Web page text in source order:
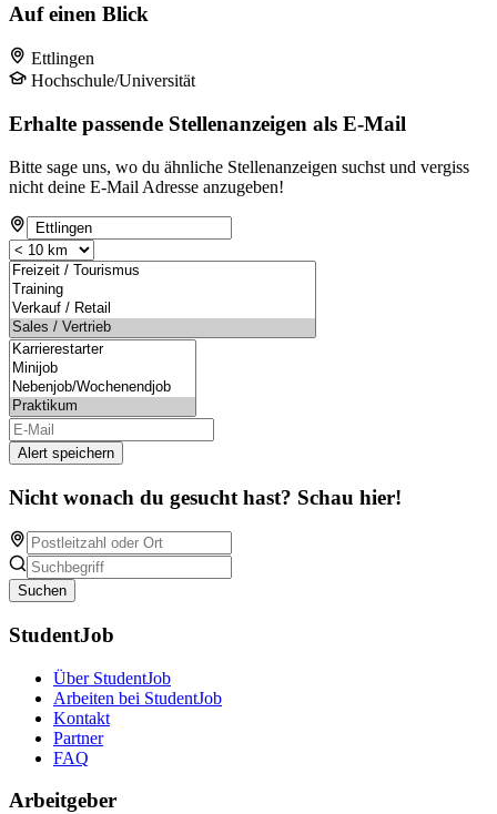
Auf einen Blick
Ettlingen
Hochschule/Universität
Erhalte passende Stellenanzeigen als E-Mail
Bitte sage uns, wo du ähnliche Stellenanzeigen suchst und vergiss
nicht deine E-Mail Adresse anzugeben!
Alert speichern
Nicht wonach du gesucht hast? Schau hier!
Suchen
StudentJob
Über StudentJob
Arbeiten bei StudentJob
Kontakt
Partner
FAQ
Arbeitgeber